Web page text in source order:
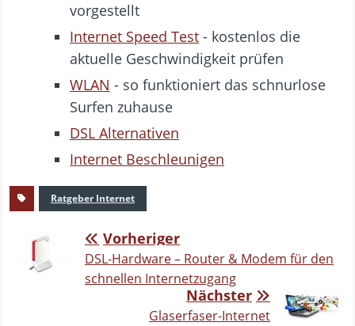
vorgestellt
Internet Speed Test - kostenlos die
aktuelle Geschwindigkeit prüfen
WLAN - so funktioniert das schnurlose
Surfen zuhause
DSL Alternativen
Internet Beschleunigen
Ratgeber Internet
Vorheriger
DSL-Hardware – Router & Modem für den
schnellen Internetzugang
Nächster
Glaserfaser-Internet